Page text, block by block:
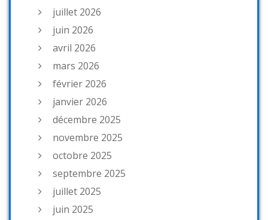
juillet 2026
juin 2026
avril 2026
mars 2026
février 2026
janvier 2026
décembre 2025
novembre 2025
octobre 2025
septembre 2025
juillet 2025
juin 2025